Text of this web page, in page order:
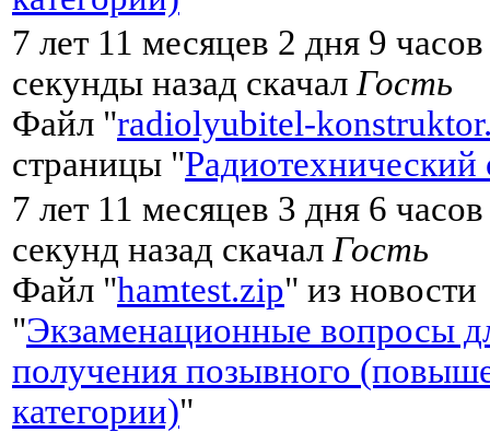
7 лет 11 месяцев 2 дня 9
секунды назад скачал Гость
Файл "radiolyubitel-
страницы "Радиотехнический
7 лет 11 месяцев 3 дня 6
секунд назад скачал Гость
Файл "hamtest.zip" из новости
"Экзаменационные вопросы
получения позывного
категории)"